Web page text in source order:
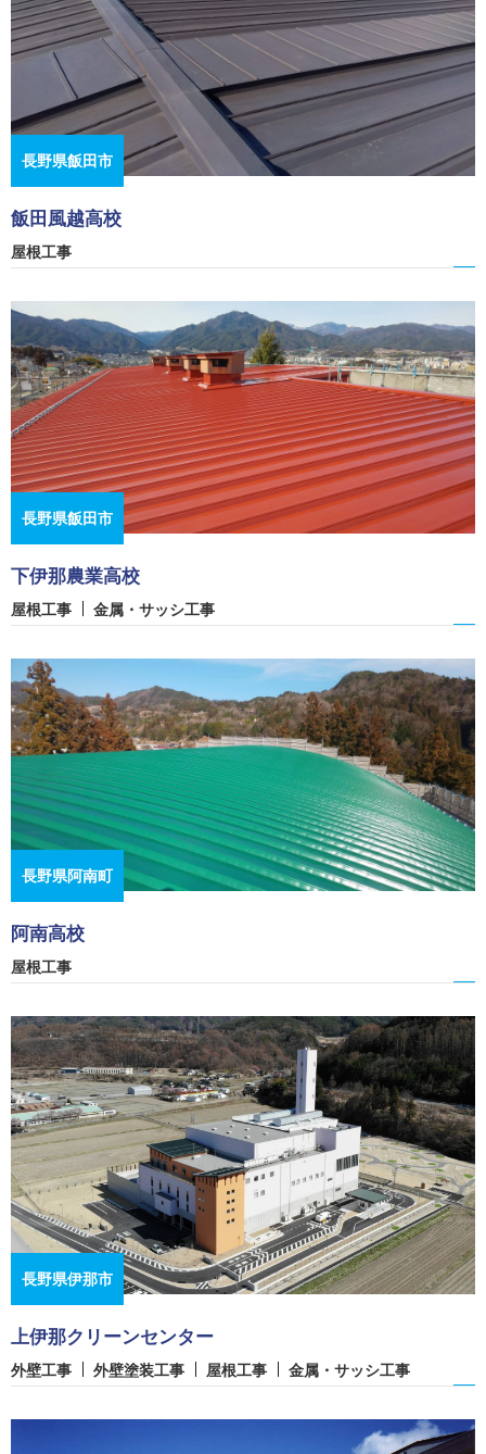
長野県飯田市
飯田風越高校
屋根工事
長野県飯田市
下伊那農業高校
屋根工事 金属・サッシ工事
長野県阿南町
阿南高校
屋根工事
長野県伊那市
上伊那クリーンセンター
外壁工事 外壁塗装工事 屋根工事 金属・サッシ工事